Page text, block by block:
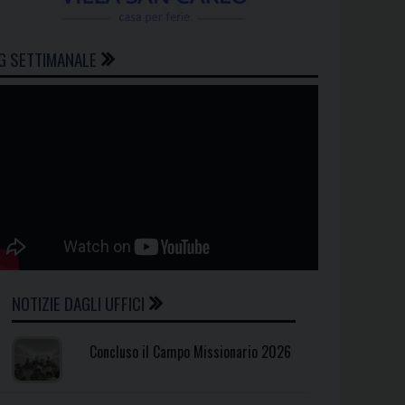
SETTIMANALE
NOTIZIE DAGLI UFFICI
Concluso il Campo Missionario 2026